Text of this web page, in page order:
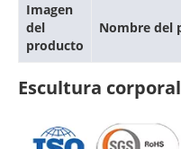
Imagen
del
producto
Nombre del
Escultura